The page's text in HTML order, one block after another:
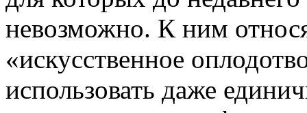
невозможно. К ним
«искусственное
использовать даже